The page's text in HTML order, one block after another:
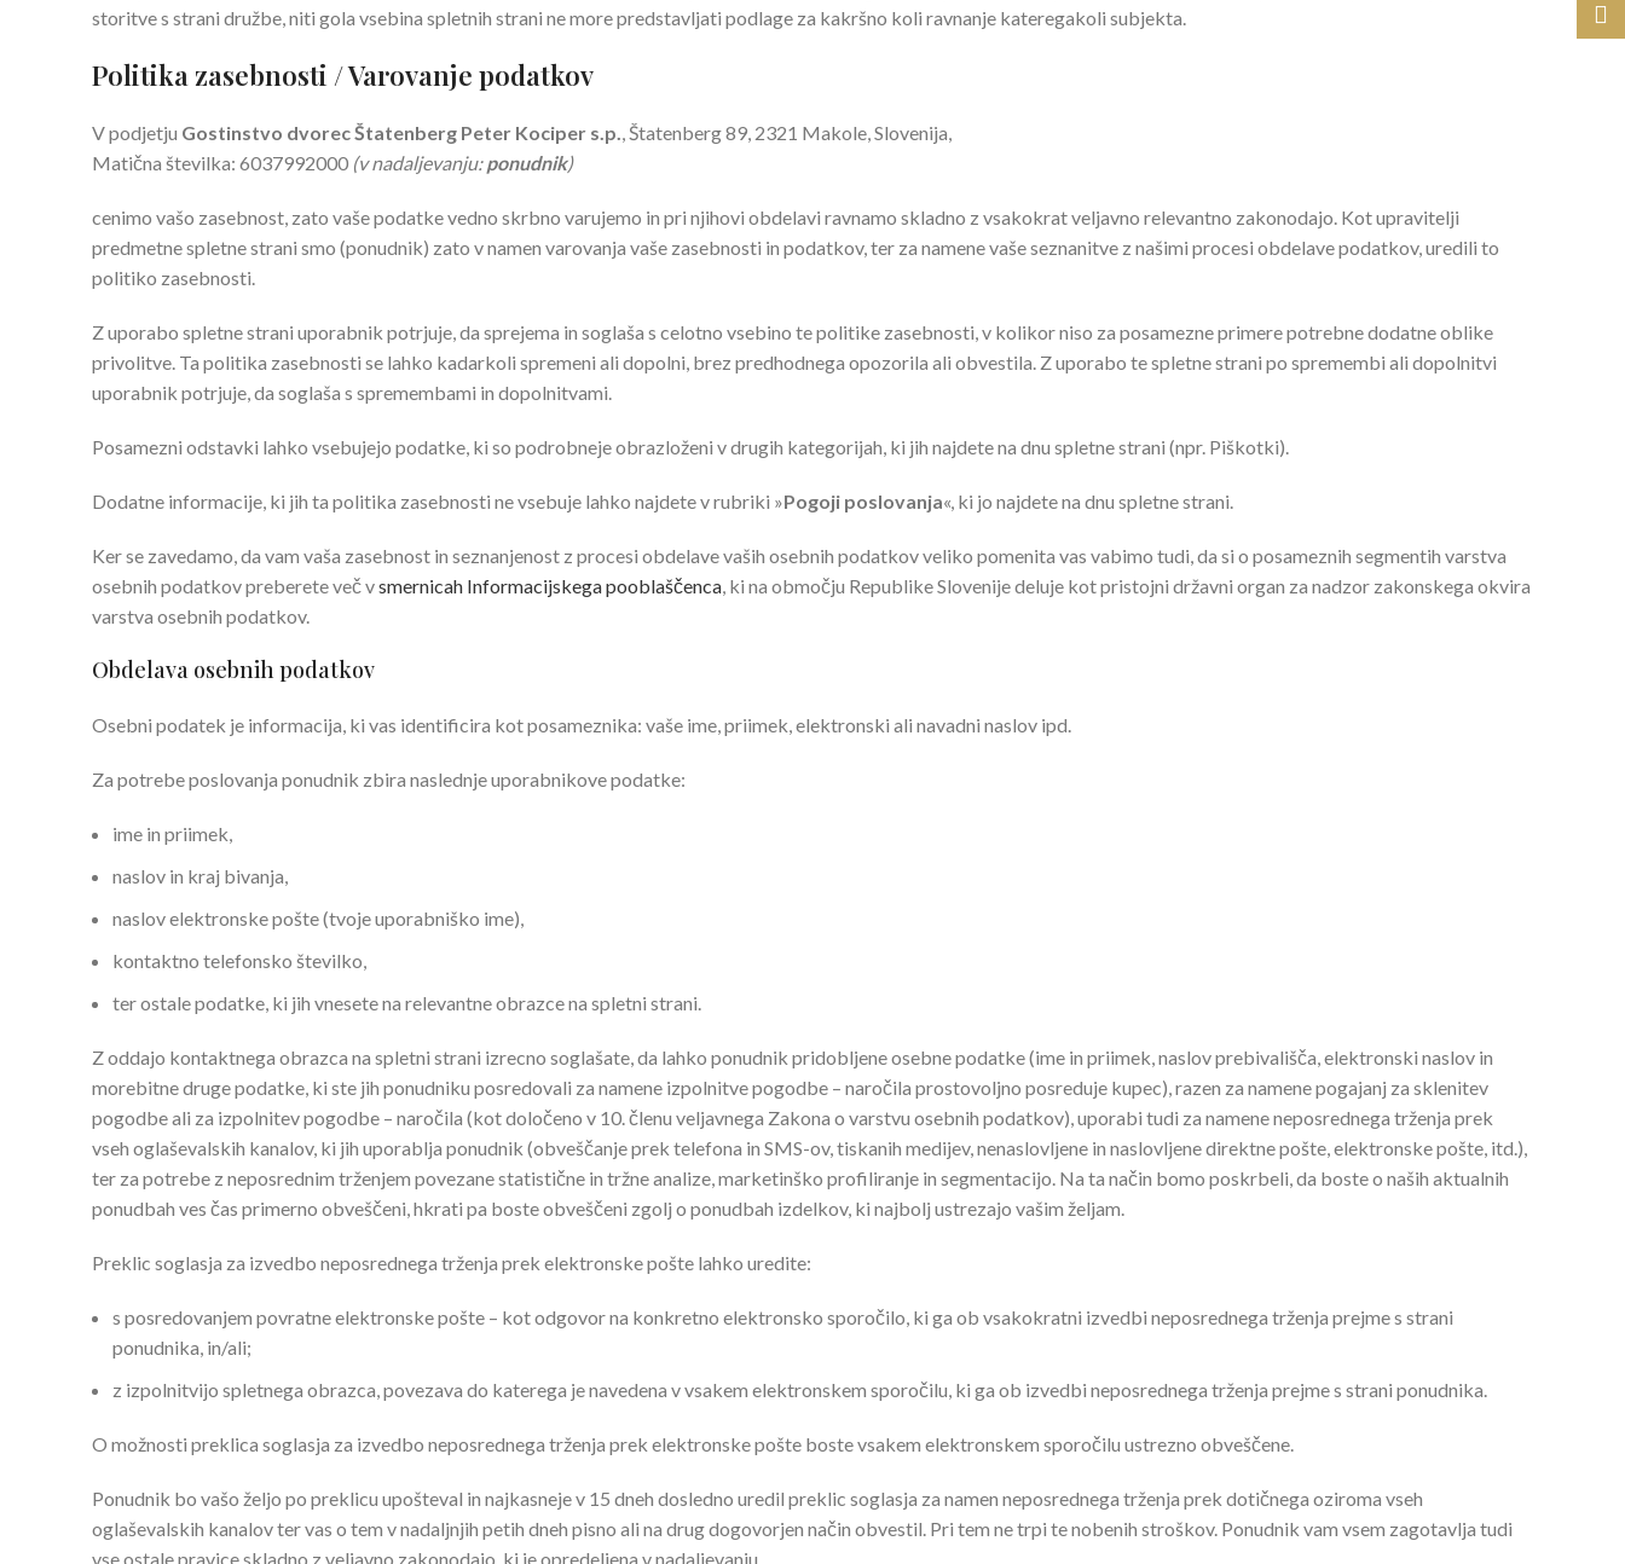
storitve s strani družbe, niti gola vsebina spletnih strani ne more predstavljati podlage za kakršno koli ravnanje kateregakoli subjekta.
Politika zasebnosti / Varovanje podatkov
V podjetju Gostinstvo dvorec Štatenberg Peter Kociper s.p., Štatenberg 89, 2321 Makole, Slovenija,
Matična številka: 6037992000 (v nadaljevanju:ponudnik)
cenimo vašo zasebnost, zato vaše podatke vedno skrbno varujemo in pri njihovi obdelavi ravnamo skladno z vsakokrat veljavno relevantno zakonodajo. Kot upravitelji
predmetne spletne strani smo (ponudnik) zato v namen varovanja vaše zasebnosti in podatkov, ter za namene vaše seznanitve z našimi procesi obdelave podatkov, uredili to
politiko zasebnosti.
Z uporabo spletne strani uporabnik potrjuje, da sprejema in soglaša s celotno vsebino te politike zasebnosti, v kolikor niso za posamezne primere potrebne dodatne oblike
privolitve. Ta politika zasebnosti se lahko kadarkoli spremeni ali dopolni, brez predhodnega opozorila ali obvestila. Z uporabo te spletne strani po spremembi ali dopolnitvi
uporabnik potrjuje, da soglaša s spremembami in dopolnitvami.
Posamezni odstavki lahko vsebujejo podatke, ki so podrobneje obrazloženi v drugih kategorijah, ki jih najdete na dnu spletne strani (npr. Piškotki).
Dodatne informacije, ki jih ta politika zasebnosti ne vsebuje lahko najdete v rubriki »Pogoji poslovanja«, ki jo najdete na dnu spletne strani.
Ker se zavedamo, da vam vaša zasebnost in seznanjenost z procesi obdelave vaših osebnih podatkov veliko pomenita vas vabimo tudi, da si o posameznih segmentih varstva
osebnih podatkov preberete več vsmernicah Informacijskega pooblaščenca, ki na območju Republike Slovenije deluje kot pristojni državni organ za nadzor zakonskega okvira
varstva osebnih podatkov.
Obdelava osebnih podatkov
Osebni podatek je informacija, ki vas identificira kot posameznika: vaše ime, priimek, elektronski ali navadni naslov ipd.
Za potrebe poslovanja ponudnik zbira naslednje uporabnikove podatke:
ime in priimek,
naslov in kraj bivanja,
naslov elektronske pošte (tvoje uporabniško ime),
kontaktno telefonsko številko,
ter ostale podatke, ki jih vnesete na relevantne obrazce na spletni strani.
Z oddajo kontaktnega obrazca na spletni strani izrecno soglašate, da lahko ponudnik pridobljene osebne podatke (ime in priimek, naslov prebivališča, elektronski naslov in
morebitne druge podatke, ki ste jih ponudniku posredovali za namene izpolnitve pogodbe – naročila prostovoljno posreduje kupec), razen za namene pogajanj za sklenitev
pogodbe ali za izpolnitev pogodbe – naročila (kot določeno v 10. členu veljavnega Zakona o varstvu osebnih podatkov), uporabi tudi za namene neposrednega trženja prek
vseh oglaševalskih kanalov, ki jih uporablja ponudnik (obveščanje prek telefona in SMS-ov, tiskanih medijev, nenaslovljene in naslovljene direktne pošte, elektronske pošte, itd.),
ter za potrebe z neposrednim trženjem povezane statistične in tržne analize, marketinško profiliranje in segmentacijo. Na ta način bomo poskrbeli, da boste o naših aktualnih
ponudbah ves čas primerno obveščeni, hkrati pa boste obveščeni zgolj o ponudbah izdelkov, ki najbolj ustrezajo vašim željam.
Preklic soglasja za izvedbo neposrednega trženja prek elektronske pošte lahko uredite:
s posredovanjem povratne elektronske pošte – kot odgovor na konkretno elektronsko sporočilo, ki ga ob vsakokratni izvedbi neposrednega trženja prejme s strani
ponudnika, in/ali;
z izpolnitvijo spletnega obrazca, povezava do katerega je navedena v vsakem elektronskem sporočilu, ki ga ob izvedbi neposrednega trženja prejme s strani ponudnika.
O možnosti preklica soglasja za izvedbo neposrednega trženja prek elektronske pošte boste vsakem elektronskem sporočilu ustrezno obveščene.
Ponudnik bo vašo željo po preklicu upošteval in najkasneje v 15 dneh dosledno uredil preklic soglasja za namen neposrednega trženja prek dotičnega oziroma vseh
oglaševalskih kanalov ter vas o tem v nadaljnjih petih dneh pisno ali na drug dogovorjen način obvestil. Pri tem ne trpi te nobenih stroškov. Ponudnik vam vsem zagotavlja tudi
vse ostale pravice skladno z veljavno zakonodajo, ki je opredeljena v nadaljevanju.